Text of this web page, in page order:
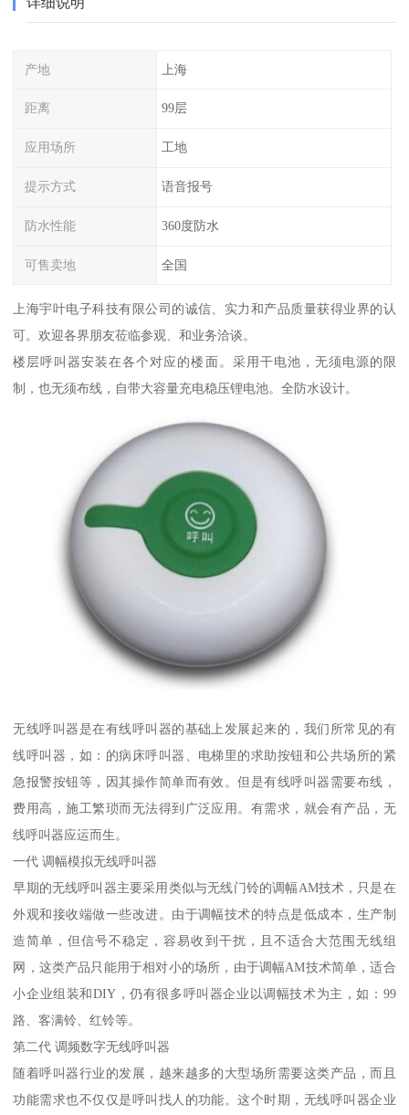
产地 上海
距离 99层
应用场所 工地
提示方式 语音报号
防水性能 360度防水
可售卖地 全国
上海宇叶电子科技有限公司的诚信、实力和产品质量获得业界的认
可。欢迎各界朋友莅临参观、和业务洽谈。
楼层呼叫器安装在各个对应的楼面。采用干电池，无须电源的限
制，也无须布线，自带大容量充电稳压锂电池。全防水设计。
无线呼叫器是在有线呼叫器的基础上发展起来的，我们所常见的有
线呼叫器，如：的病床呼叫器、电梯里的求助按钮和公共场所的紧
急报警按钮等，因其操作简单而有效。但是有线呼叫器需要布线，
费用高，施工繁琐而无法得到广泛应用。有需求，就会有产品，无
线呼叫器应运而生。
一代 调幅模拟无线呼叫器
早期的无线呼叫器主要采用类似与无线门铃的调幅AM技术，只是在
外观和接收端做一些改进。由于调幅技术的特点是低成本，生产制
造简单，但信号不稳定，容易收到干扰，且不适合大范围无线组
网，这类产品只能用于相对小的场所，由于调幅AM技术简单，适合
小企业组装和DIY，仍有很多呼叫器企业以调幅技术为主，如：99
路、客满铃、红铃等。
第二代 调频数字无线呼叫器
随着呼叫器行业的发展，越来越多的大型场所需要这类产品，而且
功能需求也不仅仅是呼叫找人的功能。这个时期，无线呼叫器企业